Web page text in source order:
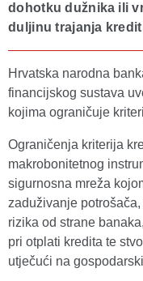
dohotku dužnika ili
duljinu trajanja
Hrvatska narodna
financijskog sustava
kojima ograničuje
Ograničenja kriterija
makrobonitetnog
sigurnosna mreža
zaduživanje
rizika od strane
pri otplati kredita te
utječući na